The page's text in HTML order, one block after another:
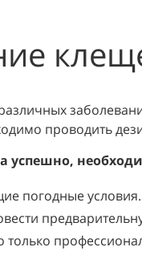
проводить
успешно,
погодные